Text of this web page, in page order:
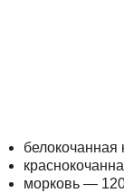
белокочанная
морковь — 120